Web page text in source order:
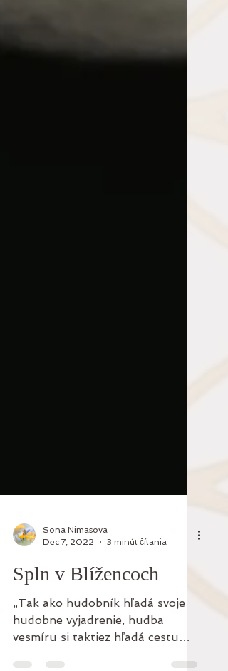
Dec 7, 2022
3 minút čítania
Spln v Blížencoch
„Tak ako hudobník hľadá svoje